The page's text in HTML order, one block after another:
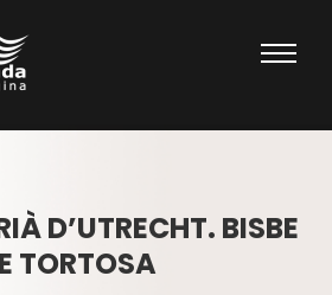
D’UTRECHT. BISBE
TORTOSA